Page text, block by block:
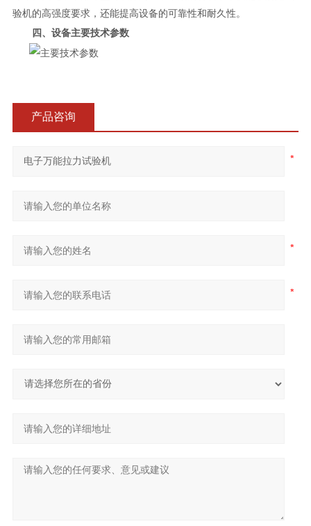
验机的高强度要求，还能提高设备的可靠性和耐久性。
四、设备主要技术参数
产品咨询